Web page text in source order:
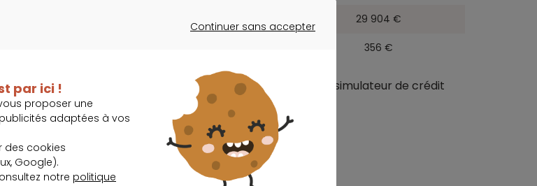
29 904 €
356 €
est donnée à titre indicatif. Elle a été réalisée grâce au simulateur de crédit
Meilleurtaux en juillet 2026.
Continuer sans accepter
par ici !
proposer une
adaptées à vos
des cookies
Google).
notre politique